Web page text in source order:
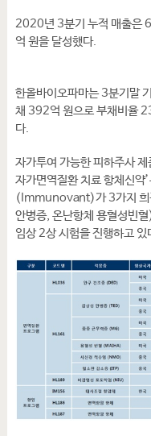
2020년 3분기 누적 매출은
억 원을 달성했다.
한올바이오파마는 3분기말
채 392억 원으로 부채비율
다.
자가투여 가능한 피하주사
자가면역질환 치료 항체신약
(Immunovant)가 3가지 희
안병증, 온난항체 용혈성빈
임상 2상 시험을 진행하고 있